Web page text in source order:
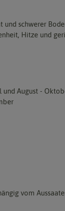
und schwerer
Hitze und
und August -
vom